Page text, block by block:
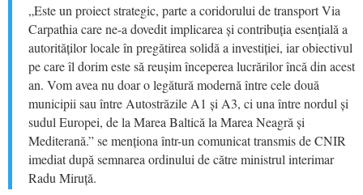
„Este un proiect strategic, parte a coridorului de transport Via
Carpathia care ne-a dovedit implicarea și contribuția esențială a
autorităților locale în pregătirea solidă a investiției, iar obiectivul
pe care îl dorim este să reușim începerea lucrărilor încă din acest
an. Vom avea nu doar o legătură modernă între cele două
municipii sau între Autostrăzile A1 și A3, ci una între nordul și
sudul Europei, de la Marea Baltică la Marea Neagră și
Mediterană.” se menționa într-un comunicat transmis de CNIR
imediat după semnarea ordinului de către ministrul interimar
Radu Miruță.